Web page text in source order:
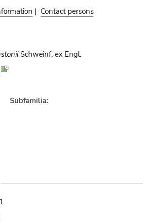
| Contact persons
Schweinf. ex Engl.
Subfamilia:
1